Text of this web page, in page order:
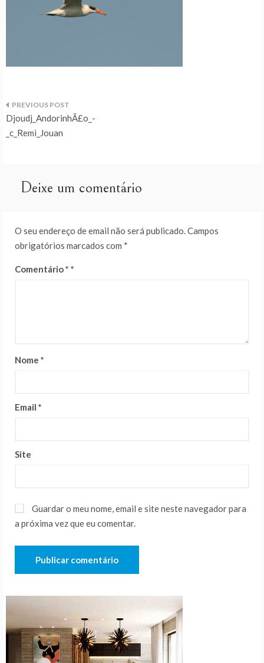
Navegação
de
Djoudj_AndorinhÃ£o_-
_c_Remi_Jouan
Deixe um comentário
O seu endereço de email não será publicado.Campos
obrigatórios marcados com *
Comentário*
Nome *
Email *
Site
Guardar o meu nome, email e site neste navegador para
a próxima vez que eu comentar.